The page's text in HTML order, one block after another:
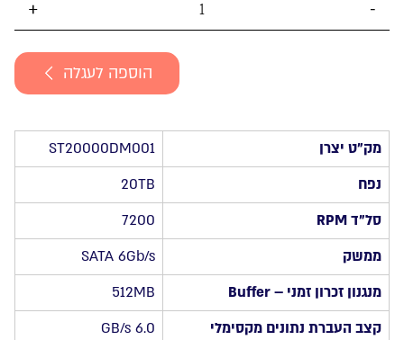
20TB
SATAIII
7200Rpm
3.5
הוספה לעגלה
מק”ט יצרן
ST20000DM001
נפח
20TB
סל”ד RPM
7200
ממשק
SATA 6Gb/s
מנגנון זכרון זמני – Buffer
512MB
קצב העברת נתונים מקסימלי
6.0 GB/s